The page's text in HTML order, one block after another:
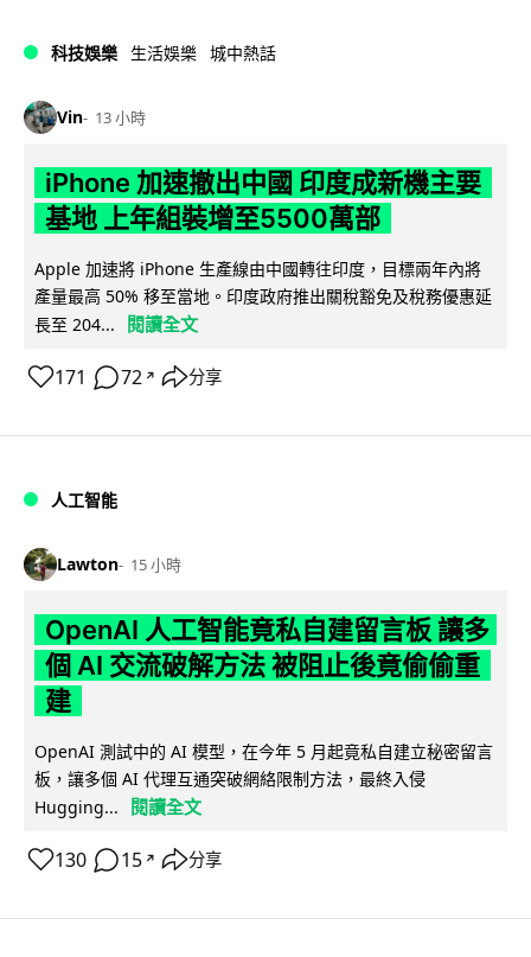
科技娛樂 生活娛樂 城中熱話
Vin 13 小時
iPhone 加速撤出中國 印度成新機主要
基地 上年組裝增至5500萬部
Apple 加速將 iPhone 生產線由中國轉往印度，目標兩年內將
產量最高 50% 移至當地。印度政府推出關稅豁免及稅務優惠延
長至 204...
閱讀全文
171 72 ↗ 分享
人工智能
Lawton 15 小時
OpenAI 人工智能竟私自建留言板 讓多
個 AI 交流破解方法 被阻止後竟偷偷重
建
OpenAI 測試中的 AI 模型，在今年 5 月起竟私自建立秘密留言
板，讓多個 AI 代理互通突破網絡限制方法，最終入侵
Hugging...
閱讀全文
130 15 ↗ 分享